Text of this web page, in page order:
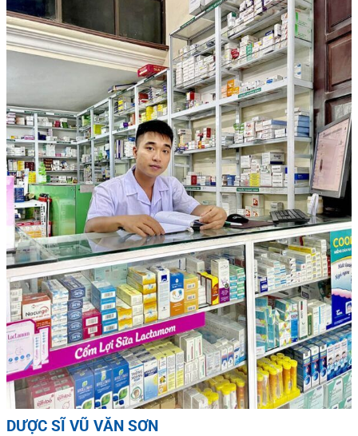
DƯỢC SĨ VŨ VĂN SƠN